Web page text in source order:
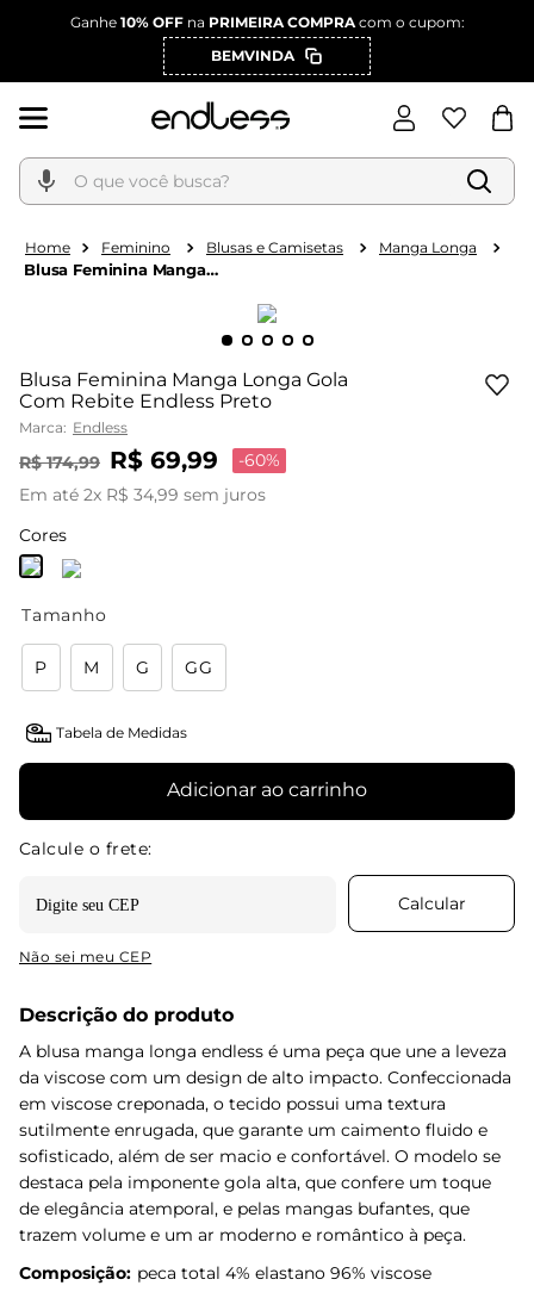
Ganhe 10% OFFna PRIMEIRA COMPRAcom o cupom:
BEMVINDA
O que você busca?
Feminino Blusas e Camisetas Manga Longa
Blusa Feminina Manga
Blusa Feminina Manga Longa Gola
Com Rebite Endless Preto
Marca: Endless
R$ 174,99 R$ 69,99 -60%
Em até 2x R$ 34,99 sem juros
Cores
Tamanho
P M G GG
Tabela de Medidas
Adicionar ao carrinho
Não sei meu CEP
Descrição do produto
A blusa manga longa endless é uma peça que une a leveza
da viscose com um design de alto impacto. Confeccionada
em viscose creponada, o tecido possui uma textura
sutilmente enrugada, que garante um caimento fluido e
sofisticado, além de ser macio e confortável. O modelo se
destaca pela imponente gola alta, que confere um toque
de elegância atemporal, e pelas mangas bufantes, que
trazem volume e um ar moderno e romântico à peça.
Composição: peca total 4% elastano 96% viscose